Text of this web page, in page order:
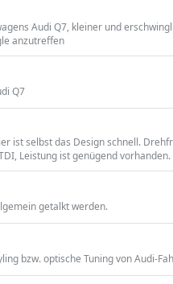
Audi Q7, kleiner und
anzutreffen
Q7
ist selbst das Design schnell.
Leistung ist genügend vorhanden.
getalkt werden.
bzw. optische Tuning von Audi-